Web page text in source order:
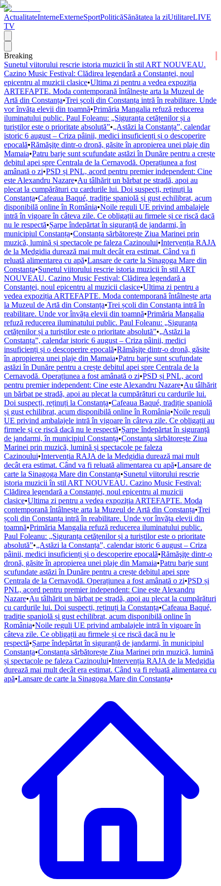
ActualitateInterneExterneSportPoliticăSănătatea la ziUtilitareLIVE
TV
Breaking
Sunetul viitorului rescrie istoria muzicii în stil ART NOUVEAU.
Cazino Music Festival: Clădirea legendară a Constanței, noul
epicentru al muzicii clasice•Ultima zi pentru a vedea expoziția
ARTEFAPTE. Moda contemporană întâlnește arta la Muzeul de
Artă din Constanța•Trei școli din Constanța intră în reabilitare. Unde
vor învăța elevii din toamnă•Primăria Mangalia refuză reducerea
iluminatului public. Paul Foleanu: „Siguranța cetățenilor și a
turiștilor este o prioritate absolută”•„Astăzi la Constanța”, calendar
istoric 6 august – Criza pâinii, medici insuficienți și o descoperire
epocală•Rămăşiţe dintr-o dronă, găsite în apropierea unei plaje din
Mamaia•Patru barje sunt scufundate astăzi în Dunăre pentru a crește
debitul apei spre Centrala de la Cernavodă. Operațiunea a fost
amânată o zi•PSD și PNL, acord pentru premier independent: Cine
este Alexandru Nazare•Au tâlhărit un bărbat pe stradă, apoi au
plecat la cumpărături cu cardurile lui. Doi suspecți, reținuți la
Constanța•Cafeaua Baqué, tradiție spaniolă și gust echilibrat, acum
disponibilă online în România•Noile reguli UE privind ambalajele
intră în vigoare în câteva zile. Ce obligații au firmele și ce riscă dacă
nu le respectă•Șarpe îndepărtat în siguranță de jandarmi, în
municipiul Constanța•Constanța sărbătorește Ziua Marinei prin
muzică, lumină și spectacole pe faleza Cazinoului•Intervenția RAJA
de la Medgidia durează mai mult decât era estimat. Când va fi
reluată alimentarea cu apă•Lansare de carte la Sinagoga Mare din
Constanța•Sunetul viitorului rescrie istoria muzicii în stil ART
NOUVEAU. Cazino Music Festival: Clădirea legendară a
Constanței, noul epicentru al muzicii clasice•Ultima zi pentru a
vedea expoziția ARTEFAPTE. Moda contemporană întâlnește arta
la Muzeul de Artă din Constanța•Trei școli din Constanța intră în
reabilitare. Unde vor învăța elevii din toamnă•Primăria Mangalia
refuză reducerea iluminatului public. Paul Foleanu: „Siguranța
cetățenilor și a turiștilor este o prioritate absolută”•„Astăzi la
Constanța”, calendar istoric 6 august – Criza pâinii, medici
insuficienți și o descoperire epocală•Rămăşiţe dintr-o dronă, găsite
în apropierea unei plaje din Mamaia•Patru barje sunt scufundate
astăzi în Dunăre pentru a crește debitul apei spre Centrala de la
Cernavodă. Operațiunea a fost amânată o zi•PSD și PNL, acord
pentru premier independent: Cine este Alexandru Nazare•Au tâlhărit
un bărbat pe stradă, apoi au plecat la cumpărături cu cardurile lui.
Doi suspecți, reținuți la Constanța•Cafeaua Baqué, tradiție spaniolă
și gust echilibrat, acum disponibilă online în România•Noile reguli
UE privind ambalajele intră în vigoare în câteva zile. Ce obligații au
firmele și ce riscă dacă nu le respectă•Șarpe îndepărtat în siguranță
de jandarmi, în municipiul Constanța•Constanța sărbătorește Ziua
Marinei prin muzică, lumină și spectacole pe faleza
Cazinoului•Intervenția RAJA de la Medgidia durează mai mult
decât era estimat. Când va fi reluată alimentarea cu apă•Lansare de
carte la Sinagoga Mare din Constanța•Sunetul viitorului rescrie
istoria muzicii în stil ART NOUVEAU. Cazino Music Festival:
Clădirea legendară a Constanței, noul epicentru al muzicii
clasice•Ultima zi pentru a vedea expoziția ARTEFAPTE. Moda
contemporană întâlnește arta la Muzeul de Artă din Constanța•Trei
școli din Constanța intră în reabilitare. Unde vor învăța elevii din
toamnă•Primăria Mangalia refuză reducerea iluminatului public.
Paul Foleanu: „Siguranța cetățenilor și a turiștilor este o prioritate
absolută”•„Astăzi la Constanța”, calendar istoric 6 august – Criza
pâinii, medici insuficienți și o descoperire epocală•Rămăşiţe dintr-o
dronă, găsite în apropierea unei plaje din Mamaia•Patru barje sunt
scufundate astăzi în Dunăre pentru a crește debitul apei spre
Centrala de la Cernavodă. Operațiunea a fost amânată o zi•PSD și
PNL, acord pentru premier independent: Cine este Alexandru
Nazare•Au tâlhărit un bărbat pe stradă, apoi au plecat la cumpărături
cu cardurile lui. Doi suspecți, reținuți la Constanța•Cafeaua Baqué,
tradiție spaniolă și gust echilibrat, acum disponibilă online în
România•Noile reguli UE privind ambalajele intră în vigoare în
câteva zile. Ce obligații au firmele și ce riscă dacă nu le
respectă•Șarpe îndepărtat în siguranță de jandarmi, în municipiul
Constanța•Constanța sărbătorește Ziua Marinei prin muzică, lumină
și spectacole pe faleza Cazinoului•Intervenția RAJA de la Medgidia
durează mai mult decât era estimat. Când va fi reluată alimentarea cu
apă•Lansare de carte la Sinagoga Mare din Constanța•